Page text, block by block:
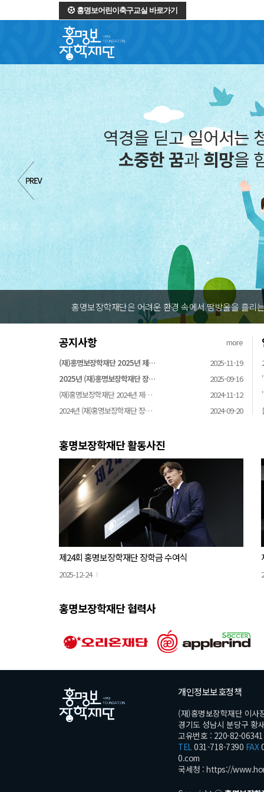
홍명보어린이축구교실 바로가기
역경을 딛고 일어서는 청
소중한 꿈과희망을 함
홍명보장학재단은 어려운 환경 속에서 땀방울을 흘리는
공지사항
more
(재)홍명보장학재단 2025년 제…
2025-11-19
2025년 (재)홍명보장학재단 장…
2025-09-16
(재)홍명보장학재단 2024년 제…
2024-11-12
2024년 (재)홍명보장학재단 장…
2024-09-20
홍명보장학재단 활동사진
제24회 홍명보장학재단 장학금 수여식
2025-12-24
홍명보장학재단 협력사
개인정보보호정책
(재)홍명보장학재단 이사
경기도 성남시 분당구 황
고유번호 : 220-82-06341
TEL031-718-7390 FAX
0.com
국세청 : https://